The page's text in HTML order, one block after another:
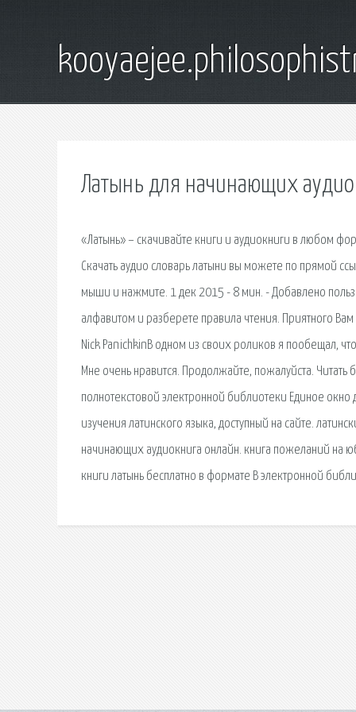
Латынь для начинающих
«Латынь» – скачивайте книги и аудиокниги в любом
Скачать аудио словарь латыни вы можете по прямой
мыши и нажмите. 1 дек 2015 - 8 мин. - Добавлено
алфавитом и разберете правила чтения. Приятного
Nick PanichkinВ одном из своих роликов я пообещал,
Мне очень нравится. Продолжайте, пожалуйста. Читать
полнотекстовой электронной библиотеки Единое окно
изучения латинского языка, доступный на сайте.
начинающих аудиокнига онлайн. книга пожеланий на
книги латынь бесплатно в формате В электронной